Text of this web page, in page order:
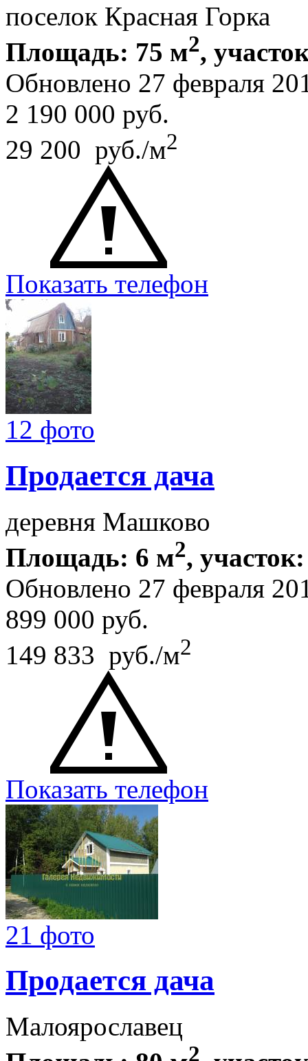
поселок Красная Горка
Площадь: 75 м2,
Обновлено 27 февраля
2 190 000 руб.
29 200 руб./м2
Показать телефон
12 фото
Продается дача
деревня Машково
Площадь: 6 м2,
Обновлено 27 февраля
899 000 руб.
149 833 руб./м2
Показать телефон
21 фото
Продается дача
Малоярославец
2